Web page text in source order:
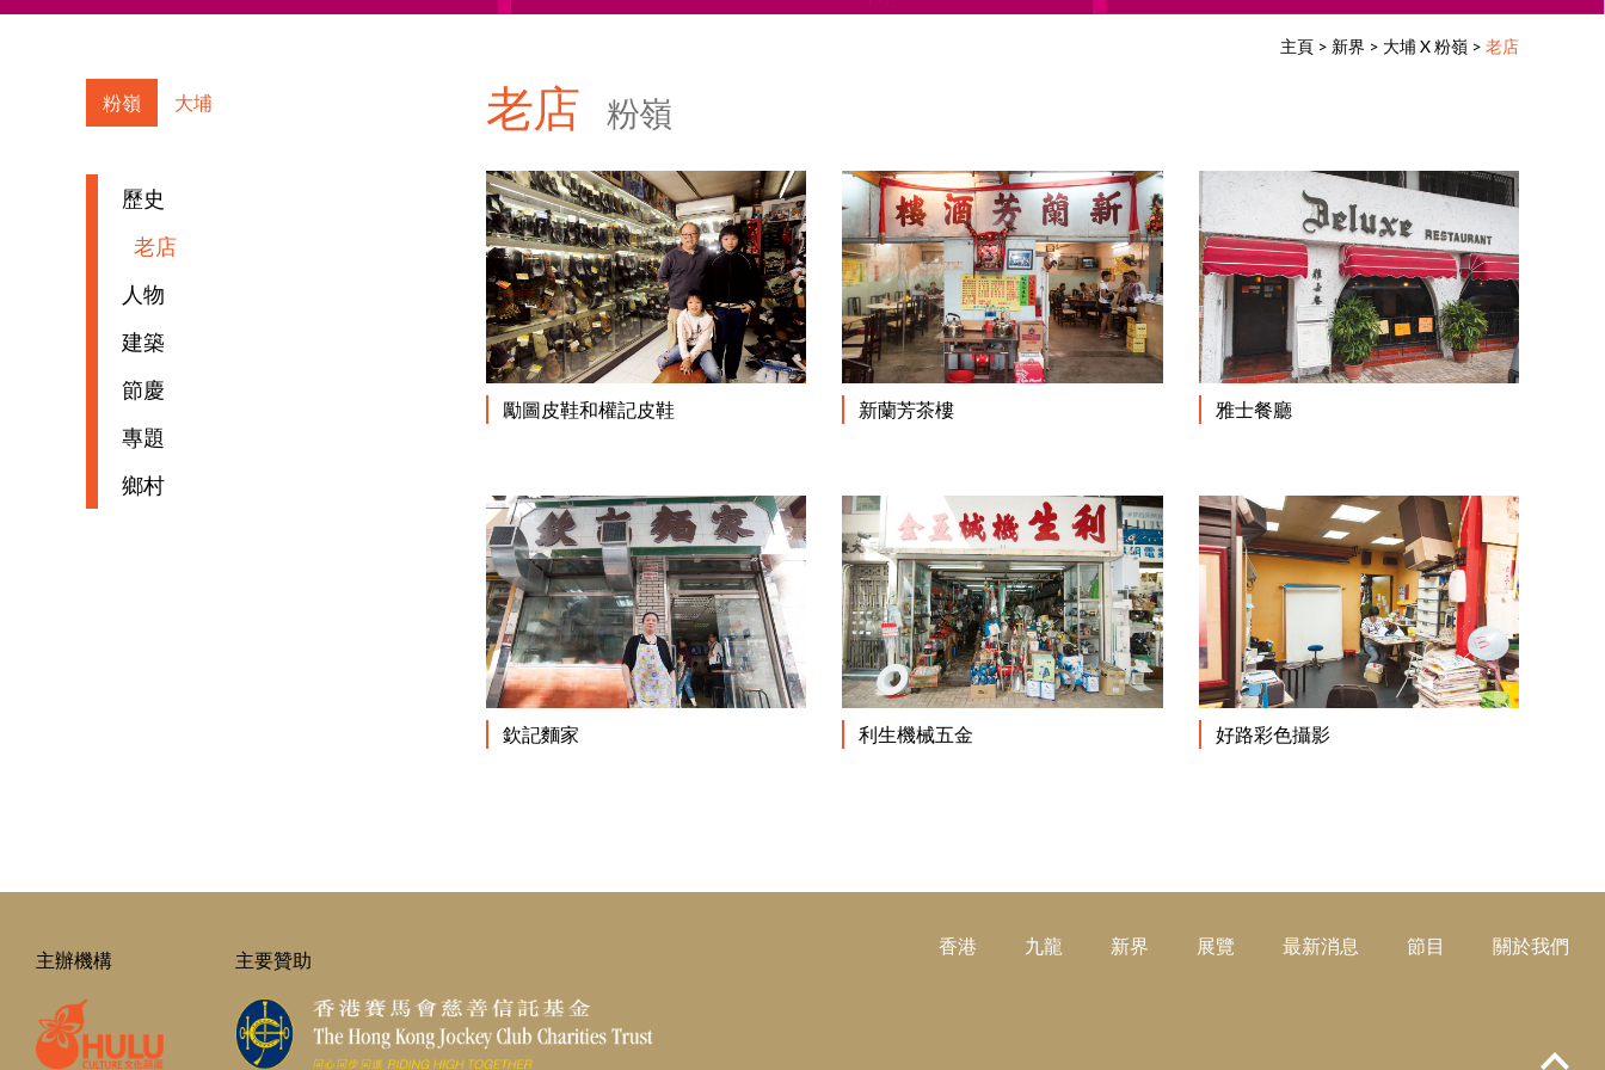
主頁 > 新界 > 大埔 X 粉嶺 > 老店
粉嶺 大埔
歷史
老店
人物
建築
節慶
專題
鄉村
老店 粉嶺
勵圖皮鞋和權記皮鞋 新蘭芳茶樓 雅士餐廳
欽記麵家 利生機械五金 好路彩色攝影
主辦機構 主要贊助
香港 九龍 新界 展覽 最新消息 節目 關於我們